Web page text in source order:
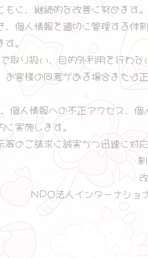
に、継続的な改善に努めます。
個人情報を適切に管理する体
。
取り扱い、目的外利用を行わな
客様の同意がある場合または
人情報への不正アクセス、個
実施します。
のご請求に誠実かつ迅速に対応
NPO法人インターナショ